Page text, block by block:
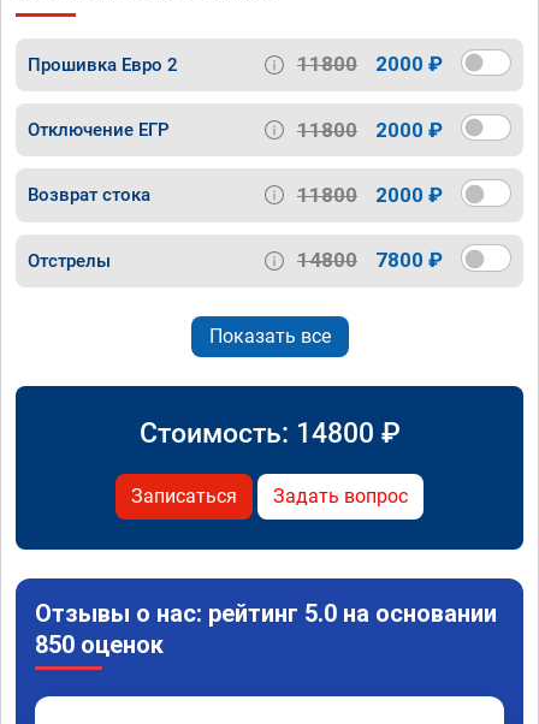
Прошивка Евро 2 11800 2000 ₽
Отключение ЕГР 11800 2000 ₽
Возврат стока 11800 2000 ₽
Отстрелы 14800 7800 ₽
Показать все
Стоимость: 14800 ₽
Записаться Задать вопрос
Отзывы о нас: рейтинг 5.0 на основании
850 оценок